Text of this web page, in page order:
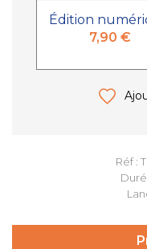
Réf :
Édition
7,90 €